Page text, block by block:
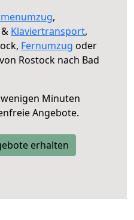
,
Klaviertransport,
Fernumzug oder
von Rostock nach Bad
Minuten
Angebote.
erhalten